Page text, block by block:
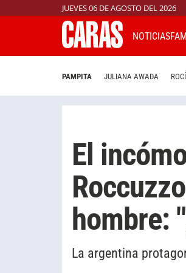
JUEVES 06 DE AGOSTO DEL 2026
NOTICIAS
PAMPITA JULIANA AWADA
El
hombre:
La argentina